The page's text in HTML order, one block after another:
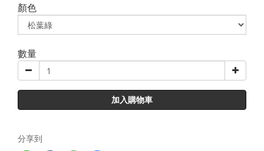
顏色
數量
加入購物車
分享到